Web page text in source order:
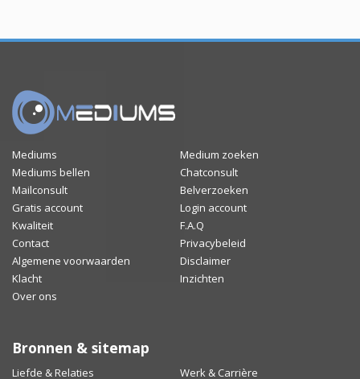
Mediums
Medium zoeken
Mediums bellen
Chatconsult
Mailconsult
Belverzoeken
Gratis account
Login account
Kwaliteit
F.A.Q
Contact
Privacybeleid
Algemene voorwaarden
Disclaimer
Klacht
Inzichten
Over ons
Bronnen & sitemap
Liefde & Relaties Werk & Carrière